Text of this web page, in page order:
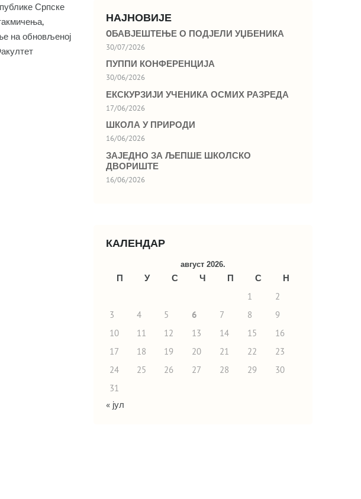
Српске
на обновљеној
НАЈНОВИЈЕ
OБАВЈЕШТЕЊЕ О ПОДЈЕЛИ УЏБЕНИКА
30/07/2026
ПУППИ КОНФЕРЕНЦИЈА
30/06/2026
ЕКСКУРЗИЈИ УЧЕНИКА ОСМИХ РАЗРЕДА
17/06/2026
ШКОЛА У ПРИРОДИ
16/06/2026
ЗАЈЕДНО ЗА ЉЕПШЕ ШКОЛСКО
ДВОРИШТЕ
16/06/2026
КАЛЕНДАР
август 2026.
П У С Ч П С
Н
1
2
3
4 5 6 7 8
9
10
11 12 13 14 15
16
17
18 19 20 21 22
23
24
25 26 27 28 29
30
31
« јул